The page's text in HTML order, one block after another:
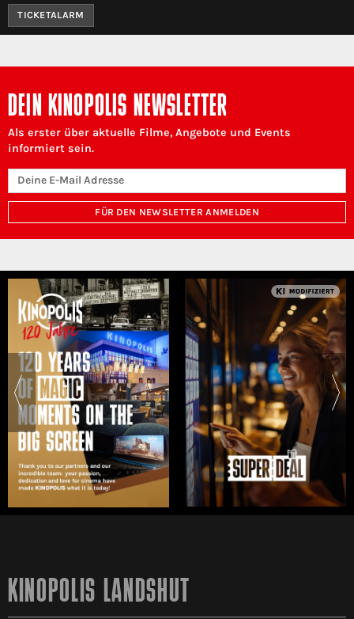
TICKETALARM
DEIN KINOPOLIS NEWSLETTER
Als erster über aktuelle Filme, Angebote und Events
informiert sein.
FÜR DEN NEWSLETTER ANMELDEN
KINOPOLIS LANDSHUT